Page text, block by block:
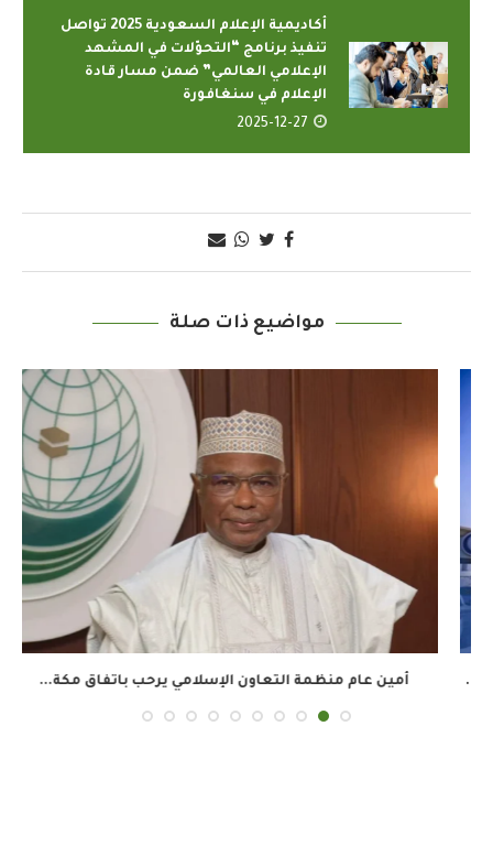
أكاديمية الإعلام السعودية 2025 تواصل
تنفيذ برنامج “التحوّلات في المشهد
الإعلامي العالمي” ضمن مسار قادة
الإعلام في سنغافورة
2025-12-27
مواضيع ذات صلة
أمين عام منظمة التعاون الإسلامي يرحب باتفاق مكة...